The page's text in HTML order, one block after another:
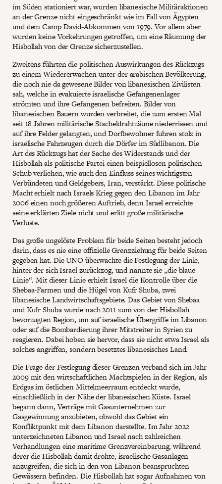
im Süden stationiert war, wurden libanesische Militäraktionen
an der Grenze nicht eingeschränkt wie im Fall von Ägypten
und dem Camp David-Abkommen von 1979. Vor allem aber
wurden keine Vorkehrungen getroffen, um eine Räumung der
Hisbollah von der Grenze sicherzustellen.
Zweitens führten die politischen Auswirkungen des Rückzugs
zu einem Wiedererwachen unter der arabischen Bevölkerung,
die noch nie da gewesene Bilder von libanesischen Zivilisten
sah, welche in evakuierte israelische Gefangenenlager
strömten und ihre Gefangenen befreiten. Bilder von
libanesischen Bauern wurden verbreitet, die zum ersten Mal
seit 18 Jahren militärische Stacheldrahtzäune niederrissen und
auf ihre Felder gelangten, und Dorfbewohner fuhren stolz in
israelische Fahrzeugen durch die Dörfer im Südlibanon. Die
Art des Rückzugs hat der Sache des Widerstands und der
Hisbollah als politische Partei einen beispiellosen politischen
Schub verliehen, wie auch den Einfluss seines wichtigsten
Verbündeten und Geldgebers, Iran, verstärkt. Diese politische
Macht erhielt nach Israels Krieg gegen den Libanon im Jahr
2006 einen noch größeren Auftrieb, denn Israel erreichte
seine erklärten Ziele nicht und erlitt große militärische
Verluste.
Das große ungelöste Problem für beide Seiten besteht jedoch
darin, dass es nie eine offizielle Grenzziehung für beide Seiten
gegeben hat. Die UNO überwachte die Festlegung der Linie,
hinter der sich Israel zurückzog, und nannte sie „die blaue
Linie“. Mit dieser Linie erhielt Israel die Kontrolle über die
Shebaa-Farmen und die Hügel von Kufr Shuba, zwei
libanesische Landwirtschaftsgebiete. Das Gebiet von Shebaa
und Kufr Shuba wurde nach 2011 zum von der Hisbollah
bevorzugten Region, um auf israelische Übergriffe im Libanon
oder auf die Bombardierung ihrer Mitstreiter in Syrien zu
reagieren. Dabei hoben sie hervor, dass sie nicht etwa Israel als
solches angriffen, sondern besetztes libanesisches Land.
Die Frage der Festlegung dieser Grenzen verband sich im Jahr
2009 mit den wirtschaftlichen Machtspielen in der Region, als
Erdgas im östlichen Mittelmeerraum entdeckt wurde,
einschließlich in der Nähe der libanesischen Küste. Israel
begann dann, Verträge mit Gasunternehmen zur
Gasgewinnung anzubieten, obwohl das Gebiet ein
Konfliktpunkt mit dem Libanon darstellte. Im Jahr 2022
unterzeichneten Libanon und Israel nach zahlreichen
Verhandlungen eine maritime Grenzvereinbarung, während
derer die Hisbollah damit drohte, israelische Gasanlagen
anzugreifen, die sich in den von Libanon beanspruchten
Gewässern befinden. Die Hisbollah hat sogar Aufnahmen von